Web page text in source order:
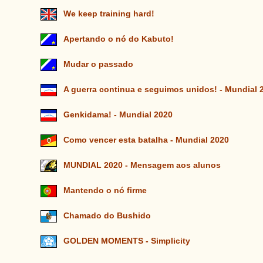
We keep training hard!
Apertando o nó do Kabuto!
Mudar o passado
A guerra continua e seguimos unidos! - Mundial
Genkidama! - Mundial 2020
Como vencer esta batalha - Mundial 2020
MUNDIAL 2020 - Mensagem aos alunos
Mantendo o nó firme
Chamado do Bushido
GOLDEN MOMENTS - Simplicity